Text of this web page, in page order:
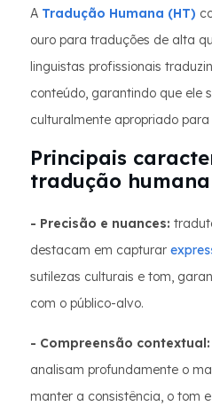
A Tradução Humana (HT)
ouro para traduções de alta
linguistas profissionais
conteúdo, garantindo que ele
culturalmente apropriado para
Principais
tradução humana
- Precisão e nuances:
destacam em capturar
sutilezas culturais e tom,
com o público-alvo.
- Compreensão contextual:
analisam profundamente o
manter a consistência, o tom